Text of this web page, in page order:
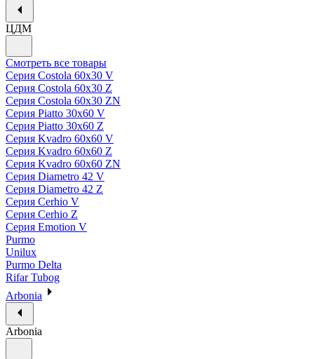
ЦДМ
Смотреть все товары
Серия Costola 60х30 V
Серия Costola 60х30 Z
Серия Costola 60х30 ZN
Серия Piatto 30х60 V
Серия Piatto 30х60 Z
Серия Kvadro 60х60 V
Серия Kvadro 60х60 Z
Серия Kvadro 60х60 ZN
Серия Diametro 42 V
Серия Diametro 42 Z
Серия Cerhio V
Серия Cerhio Z
Серия Emotion V
Purmo
Unilux
Purmo Delta
Rifar Tubog
Arbonia
Arbonia